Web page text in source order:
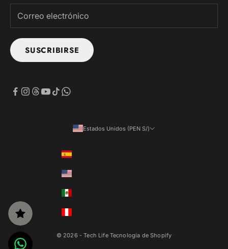
SUSCRIBIRSE
Estados Unidos (PEN S/)
© 2026 - Tech Life Tecnología de Shopify